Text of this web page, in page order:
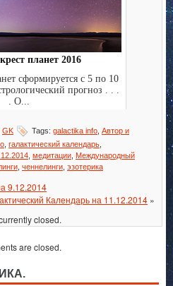
планет 2016
сформируется с 5 по 10
прогноз . . .
. О...
GK Tags: galactika info Автор и
галактический календарь
медитации Международный
ченнелинги эзотерика
9.12.2014
Календарь на 11.12.2014 »
closed.
are closed.